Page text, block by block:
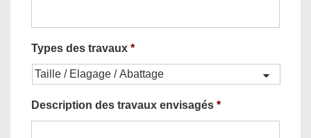
Types des travaux *
Description des travaux envisagés *